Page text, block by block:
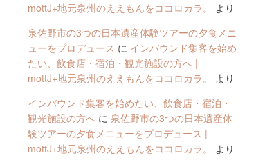
mottJ+地元泉州のええもんをココロカラ。
より
泉佐野市の3つの日本遺産体験ツアーの夕食メニ
ューをプロデュース に インバウンド集客を始め
たい、飲食店・宿泊・観光施設の方へ |
mottJ+地元泉州のええもんをココロカラ。
より
インバウンド集客を始めたい、飲食店・宿泊・
観光施設の方へ に 泉佐野市の3つの日本遺産体
験ツアーの夕食メニューをプロデュース |
mottJ+地元泉州のええもんをココロカラ。
より